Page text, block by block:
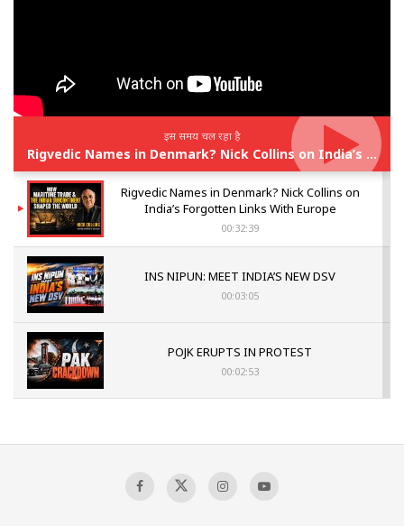
इस समय चल रहा है
Rigvedic Names in Denmark? Nick Collins on India’s Forgotten Links With Europe
Rigvedic Names in Denmark? Nick Collins on
India’s Forgotten Links With Europe
00:32:39
INS NIPUN: MEET INDIA’S NEW DSV
00:03:05
POJK ERUPTS IN PROTEST
00:02:53
Sagar